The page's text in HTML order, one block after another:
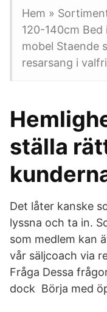
Hem »
120-140cm
mobel Staende
resarsang i
ställa
Det låter kanske
lyssna och ta in.
som medlem kan
vår säljcoach via
Fråga Dessa
dock Börja med